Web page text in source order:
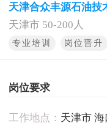
天津合众丰源石油技
天津市 50-200人
专业培训 岗位晋升
岗位要求
工作地点： 天津市